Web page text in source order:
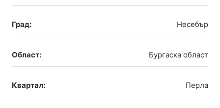
Град: Несебър
Област: Бургаска област
Квартал: Перла